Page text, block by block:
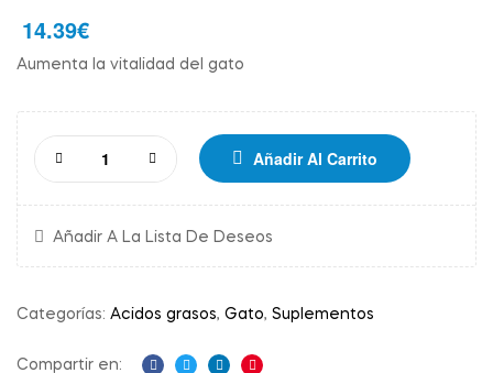
14.39€
Aumenta la vitalidad del gato
Añadir Al Carrito
Añadir A La Lista De Deseos
Categorías: Acidos grasos, Gato, Suplementos
Compartir en: